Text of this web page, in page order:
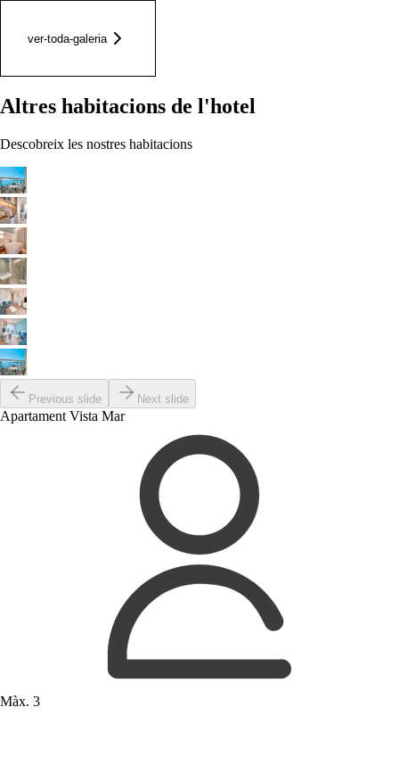
ver-toda-galeria
Altres habitacions de l'hotel
Descobreix les nostres habitacions
Previous slide Next slide
Apartament Vista Mar
Màx. 3